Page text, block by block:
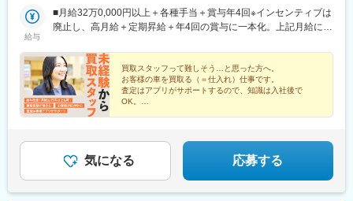
駅、上塩屋駅、てだこ浦西駅、浦添前田駅、赤嶺駅、放出駅、偕
楽園駅、荒尾駅(岐阜県)、長泉なめり駅、小池駅、名和駅(愛知
県)、前橋大島駅、藤代駅、羽犬塚駅、西新井大師西駅、信濃国分
糀谷駅、尻手駅、センター北駅、長沼駅(静岡県)、はなみずき通
駅、大須観音駅、本郷駅(愛知県)、追分駅(三重県)、妙国寺前駅、
南茨木駅(阪急線)、西富井駅、楽々園駅、知寄町駅、赤迫駅、深江
橋駅、蒲田駅、上前津駅、知寄町一丁目駅
島市平良西里1276ネクステージ水戸南店／茨城県東茨城郡茨城町
長岡矢頭3530SUV LAND名古屋／愛知県名古屋市緑区大高町丸の
知県)、神明町駅、北戸田駅、南郷１８丁目駅、柏たなか駅、北長
岡駅、中島駅(愛知県)、喜多山駅(愛知県)、幕張駅、牛山駅、泉駅
勢崎駅、妙興寺駅、稲沢駅、南茨木駅(大阪モノレール)、岡本駅
(栃木県)、南延岡駅、北久里浜駅、善行駅、鴨居駅、北岡崎駅、美
合駅、清輝橋駅、てだこ浦西駅、新石切駅、新ノ口駅、青砥駅、
豊明駅、丸亀駅、久米田駅、岐南駅、細畑駅、日向住吉駅、ケー
ブル八幡宮山上駅、伏見駅(京都府)、新大楽毛駅、竜田口駅、伊勢
陽女学園前駅、牛田駅(広島県)、運動公園前駅(青森県)、江南駅(愛
知県)、竜王駅、香里園駅、高岡やぶなみ駅、円座駅、知寄町二丁
給与
■月給32万0,000円以上＋各種手当＋賞与年4回※インセンティブは
廃止し、高月給＋定期昇給＋年4回の賞与に一本化。上記月給には
途支給。┗全国転勤ありのグローバル型の場合の給与となりま
す。※前職・経験などを考慮して決定します。★職種経験(業界不
問)をお持ちの方であれば スタートから月給35万7,000円以
上！ ※当社規定に準ずる（みなし残業代29h分・6万1,000円以上
を含む・超過分は1分単位で別途支給）・中域型の場合／月給29
以上を含む・超過分は1分単位で別途支給）・地域型の場合／月給
27万円以上＋各種手当＋賞与年4回（みなし残業代29h分・5万円
以上を含む・超過分は1分単位で別途支給）◎月平均残業時間は
17時間程度！
買取スタッフって難しそう…と思った方へ。
お客様の車を買取る（＝仕入れ）仕事です。
査定はアプリがサポートするので、知識は入社後で
OK。
気になる 応募する